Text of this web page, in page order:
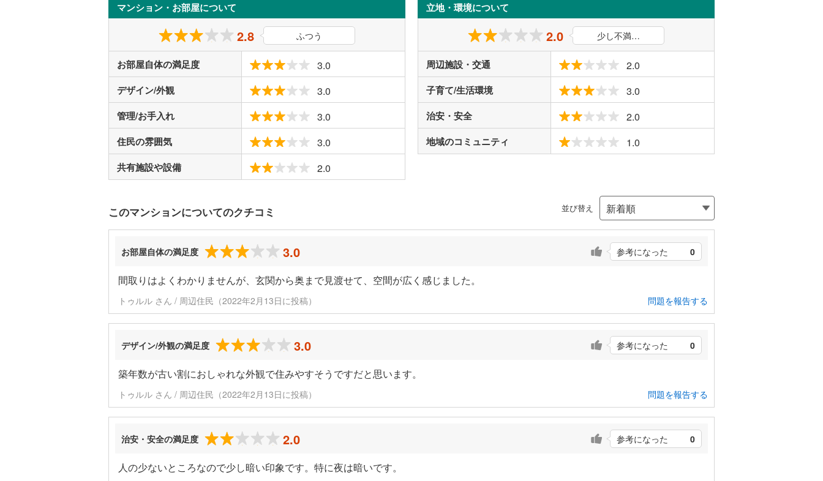
マンション・お部屋について
2.8 ふつう
お部屋自体の満足度 3.0
デザイン/外観 3.0
管理/お手入れ 3.0
住民の雰囲気 3.0
共有施設や設備 2.0
立地・環境について
2.0 少し不満…
周辺施設・交通 2.0
子育て/生活環境 3.0
治安・安全 2.0
地域のコミュニティ 1.0
このマンションについてのクチコミ 並び替え
お部屋自体の満足度 3.0 参考になった 0
間取りはよくわかりませんが、玄関から奥まで見渡せて、空間が広く感じました。
トゥルル さん / 周辺住民（2022年2月13日に投稿） 問題を報告する
デザイン/外観の満足度 3.0 参考になった 0
築年数が古い割におしゃれな外観で住みやすそうですだと思います。
トゥルル さん / 周辺住民（2022年2月13日に投稿） 問題を報告する
治安・安全の満足度 2.0 参考になった 0
人の少ないところなので少し暗い印象です。特に夜は暗いです。